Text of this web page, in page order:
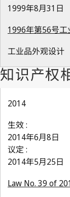
1999年8月31日
1996年第56号
工业品外观设计
2014
生效 :
2014年6月8日
议定 :
2014年5月25日
Law No. 39 of